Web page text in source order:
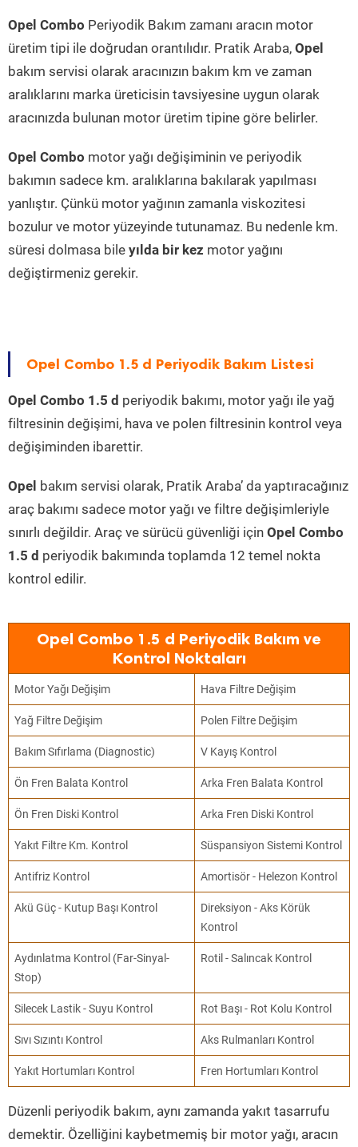
Opel Combo Periyodik Bakım zamanı aracın motor
üretim tipi ile doğrudan orantılıdır. Pratik Araba, Opel
bakım servisi olarak aracınızın bakım km ve zaman
aralıklarını marka üreticisin tavsiyesine uygun olarak
aracınızda bulunan motor üretim tipine göre belirler.
Opel Combo motor yağı değişiminin ve periyodik
bakımın sadece km. aralıklarına bakılarak yapılması
yanlıştır. Çünkü motor yağının zamanla viskozitesi
bozulur ve motor yüzeyinde tutunamaz. Bu nedenle km.
süresi dolmasa bile yılda bir kez motor yağını
değiştirmeniz gerekir.
Opel Combo 1.5 d Periyodik Bakım Listesi
Opel Combo 1.5 d periyodik bakımı, motor yağı ile yağ
filtresinin değişimi, hava ve polen filtresinin kontrol veya
değişiminden ibarettir.
Opel bakım servisi olarak, Pratik Araba’ da yaptıracağınız
araç bakımı sadece motor yağı ve filtre değişimleriyle
sınırlı değildir. Araç ve sürücü güvenliği için Opel Combo
1.5 d periyodik bakımında toplamda 12 temel nokta
kontrol edilir.
Opel Combo 1.5 d Periyodik Bakım ve
Kontrol Noktaları
Motor Yağı Değişim Hava Filtre Değişim
Yağ Filtre Değişim Polen Filtre Değişim
Bakım Sıfırlama (Diagnostic) V Kayış Kontrol
Ön Fren Balata Kontrol Arka Fren Balata Kontrol
Ön Fren Diski Kontrol Arka Fren Diski Kontrol
Yakıt Filtre Km. Kontrol Süspansiyon Sistemi Kontrol
Antifriz Kontrol Amortisör - Helezon Kontrol
Akü Güç - Kutup Başı Kontrol
Direksiyon - Aks Körük
Kontrol
Aydınlatma Kontrol (Far-Sinyal-
Stop)
Rotil - Salıncak Kontrol
Silecek Lastik - Suyu Kontrol Rot Başı - Rot Kolu Kontrol
Sıvı Sızıntı Kontrol Aks Rulmanları Kontrol
Yakıt Hortumları Kontrol Fren Hortumları Kontrol
Düzenli periyodik bakım, aynı zamanda yakıt tasarrufu
demektir. Özelliğini kaybetmemiş bir motor yağı, aracın